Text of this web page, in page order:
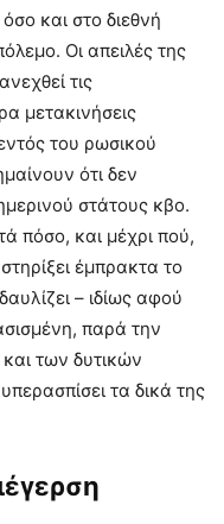
και στο διεθνή
Οι απειλές της
τις
μετακινήσεις
του ρωσικού
ότι δεν
στάτους κβο.
πόσο, και μέχρι πού,
έμπρακτα το
– ιδίως αφού
παρά την
των δυτικών
τα δικά της